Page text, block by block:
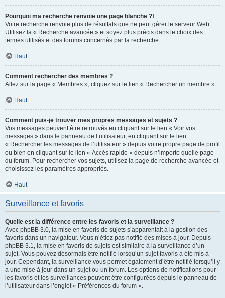
Pourquoi ma recherche renvoie une page blanche ?!
Votre recherche renvoie plus de résultats que ne peut gérer le serveur Web.
Utilisez la « Recherche avancée » et soyez plus précis dans le choix des
termes utilisés et des forums concernés par la recherche.
Haut
Comment rechercher des membres ?
Allez sur la page « Membres », cliquez sur le lien « Rechercher un membre ».
Haut
Comment puis-je trouver mes propres messages et sujets ?
Vos messages peuvent être retrouvés en cliquant sur le lien « Voir vos
messages » dans le panneau de l’utilisateur, en cliquant sur le lien
« Rechercher les messages de l’utilisateur » depuis votre propre page de profil
ou bien en cliquant sur le lien « Accès rapide » depuis n’importe quelle page
du forum. Pour rechercher vos sujets, utilisez la page de recherche avancée et
choisissez les paramètres appropriés.
Haut
Surveillance et favoris
Quelle est la différence entre les favoris et la surveillance ?
Avec phpBB 3.0, la mise en favoris de sujets s’apparentait à la gestion des
favoris dans un navigateur. Vous n’étiez pas notifié des mises à jour. Depuis
phpBB 3.1, la mise en favoris de sujets est similaire à la surveillance d’un
sujet. Vous pouvez désormais être notifié lorsqu’un sujet favoris a été mis à
jour. Cependant, la surveillance vous permet également d’être notifié lorsqu’il y
a une mise à jour dans un sujet ou un forum. Les options de notifications pour
les favoris et les surveillances peuvent être configurées depuis le panneau de
l’utilisateur dans l’onglet « Préférences du forum ».